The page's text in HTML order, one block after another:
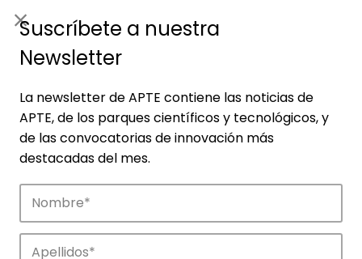
Empresas
Suscríbete a nuestra
Newsletter
La newsletter de APTE contiene las noticias de
APTE, de los parques científicos y tecnológicos, y
de las convocatorias de innovación más
destacadas del mes.